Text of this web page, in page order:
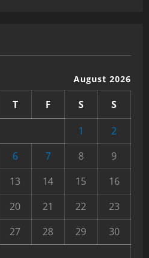
August 2026
T F S
S
1
2
6 7 8
9
13 14 15
16
20 21 22
23
27 28 29
30